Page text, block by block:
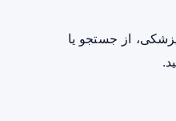
از جستجو یا